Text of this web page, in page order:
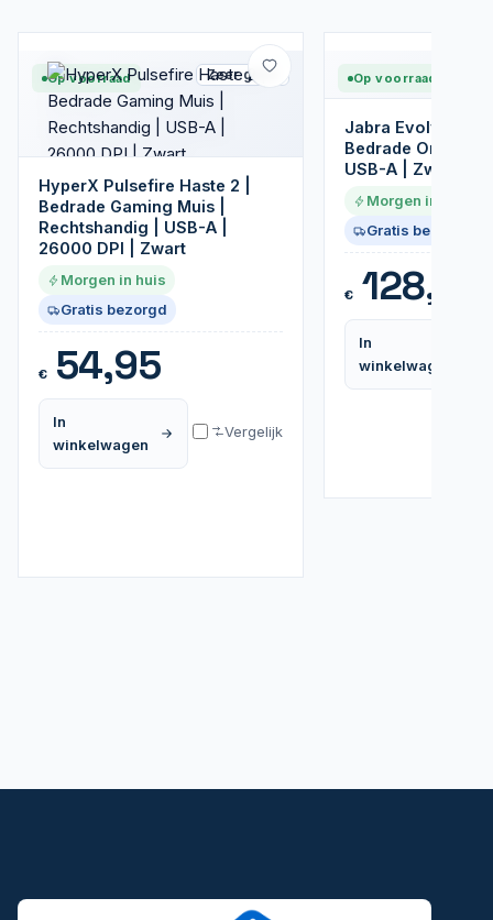
Op voorraad Zeer goed
HyperX Pulsefire Haste 2 |
Bedrade Gaming Muis |
Rechtshandig | USB-A |
26000 DPI | Zwart
Morgen in huis
Gratis bezorgd
€54,95
In
winkelwagen
Vergelijk
Op voorraad
Jabra Evolve2
Bedrade On-ear
USB-A | Zwart
Morgen in huis
Gratis bezorgd
€128,99
In
winkelwagen